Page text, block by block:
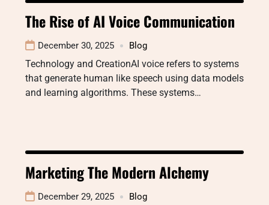
The Rise of AI Voice Communication
December 30, 2025 Blog
Technology and CreationAI voice refers to systems
that generate human like speech using data models
and learning algorithms. These systems…
Marketing The Modern Alchemy
December 29, 2025 Blog